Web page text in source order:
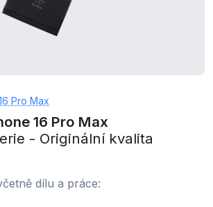
Pro Max
16 Pro Max
- Originální kvalita
dílu a práce: